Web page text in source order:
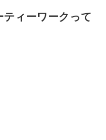
ィーワークって